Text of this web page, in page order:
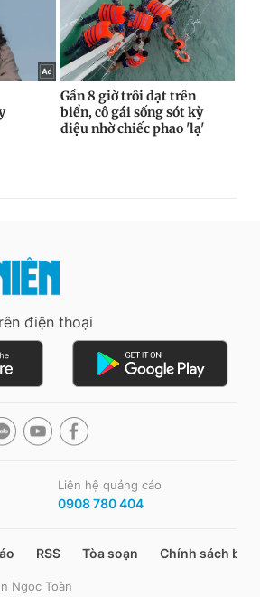
điện thoại
Liên hệ quảng cáo
0908 780 404
RSS Tòa soạn Chính sách bảo
Ngọc Toàn